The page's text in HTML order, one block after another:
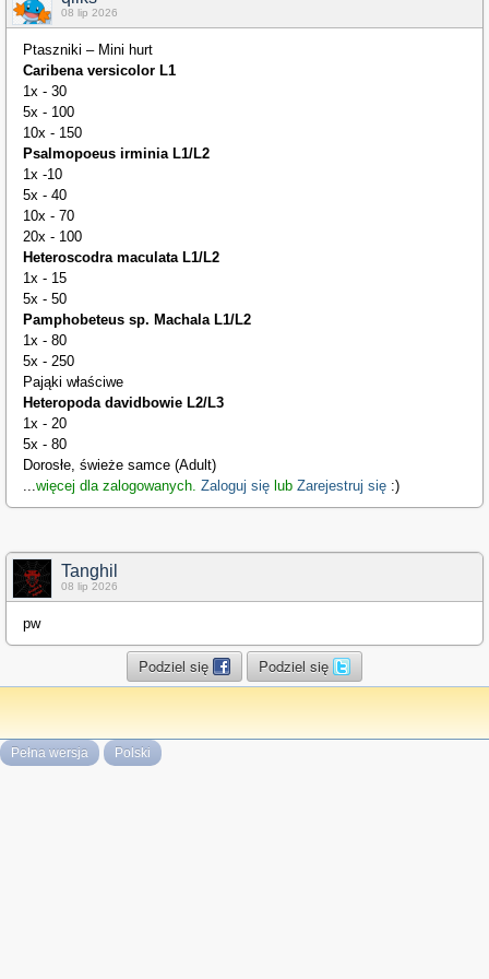
08 lip 2026
Ptaszniki – Mini hurt
Caribena versicolor L1
1x - 30
5x - 100
10x - 150
Psalmopoeus irminia L1/L2
1x -10
5x - 40
10x - 70
20x - 100
Heteroscodra maculata L1/L2
1x - 15
5x - 50
Pamphobeteus sp. Machala L1/L2
1x - 80
5x - 250
Pająki właściwe
Heteropoda davidbowie L2/L3
1x - 20
5x - 80
Dorosłe, świeże samce (Adult)
...więcej dla zalogowanych. Zaloguj się lub Zarejestruj się :)
Tanghil
08 lip 2026
pw
Podziel się Podziel się
Pełna wersja Polski